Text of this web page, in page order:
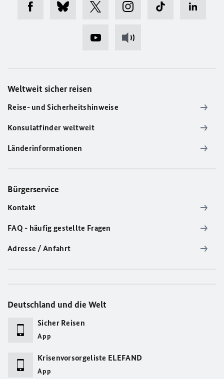
Weltweit sicher reisen
Reise- und Sicherheitshinweise
Konsulatfinder weltweit
Länderinformationen
Bürgerservice
Kontakt
FAQ - häufig gestellte Fragen
Adresse / Anfahrt
Deutschland und die Welt
Sicher Reisen
App
Krisenvorsorgeliste ELEFAND
App